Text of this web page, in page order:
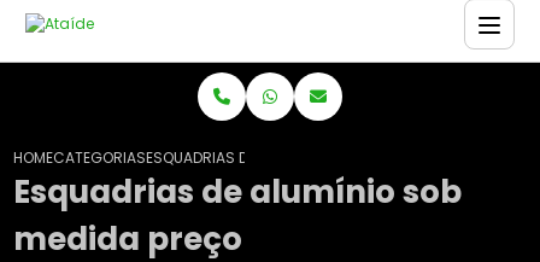
HOMECATEGORIASESQUADRIAS DE ALUMÍNIO SOB MEDIDA PREÇO
Esquadrias de alumínio sob
medida preço